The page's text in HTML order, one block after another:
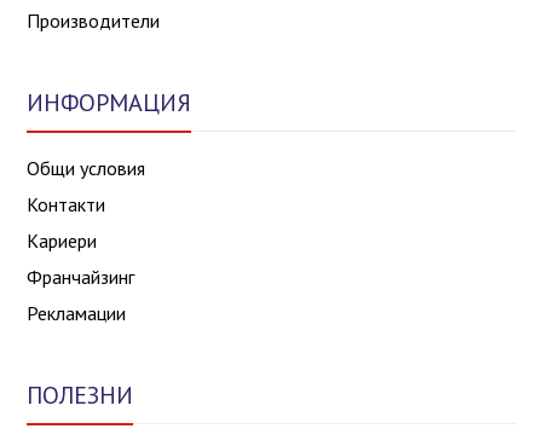
Производители
ИНФОРМАЦИЯ
Общи условия
Контакти
Кариери
Франчайзинг
Рекламации
ПОЛЕЗНИ